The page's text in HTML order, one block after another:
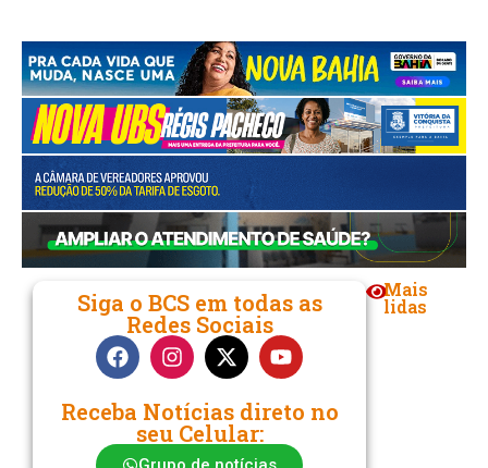
Siga o BCS em todas as
Redes Sociais
Receba Notícias direto no
seu Celular:
Mais
lidas